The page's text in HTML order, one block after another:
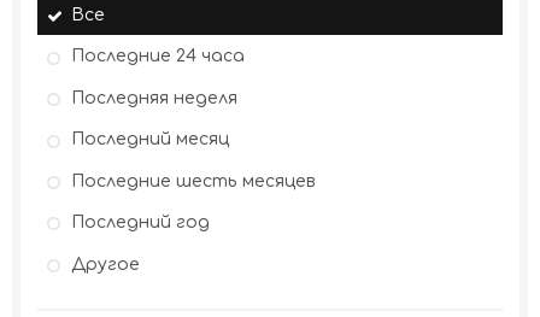
Все
Последние 24 часа
Последняя неделя
Последний месяц
Последние шесть месяцев
Последний год
Другое